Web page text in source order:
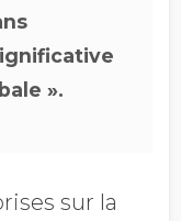
».
sur la